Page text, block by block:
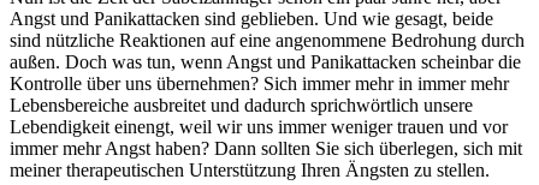
Angst und Panikattacken sind geblieben. Und wie gesagt, beide
sind nützliche Reaktionen auf eine angenommene Bedrohung durch
außen. Doch was tun, wenn Angst und Panikattacken scheinbar die
Kontrolle über uns übernehmen? Sich immer mehr in immer mehr
Lebensbereiche ausbreitet und dadurch sprichwörtlich unsere
Lebendigkeit einengt, weil wir uns immer weniger trauen und vor
immer mehr Angst haben? Dann sollten Sie sich überlegen, sich mit
meiner therapeutischen Unterstützung Ihren Ängsten zu stellen.